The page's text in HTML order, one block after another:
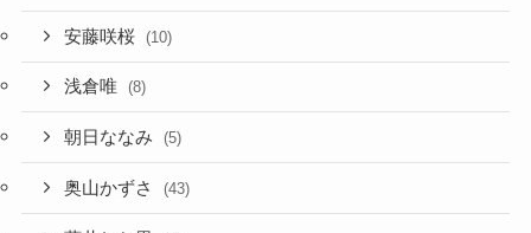
安藤咲桜 (10)
浅倉唯 (8)
朝日ななみ (5)
奥山かずさ (43)